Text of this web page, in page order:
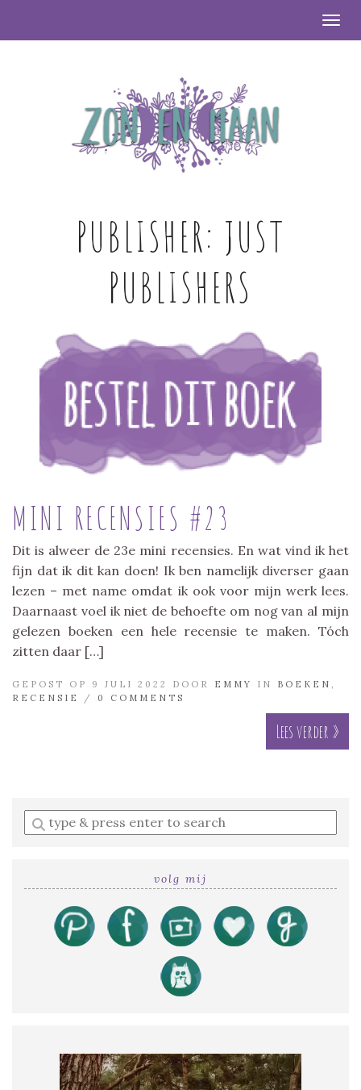
PUBLISHER: JUST
PUBLISHERS
MINI RECENSIES #23
Dit is alweer de 23e mini recensies. En wat vind ik het
fijn dat ik dit kan doen! Ik ben namelijk diverser gaan
lezen – met name omdat ik ook voor mijn werk lees.
Daarnaast voel ik niet de behoefte om nog van al mijn
gelezen boeken een hele recensie te maken. Tóch
zitten daar […]
GEPOST OP 9 JULI 2022 DOOR EMMY IN BOEKEN
RECENSIE
/ 0 COMMENTS
Lees verder »
Enter
a
volg mij